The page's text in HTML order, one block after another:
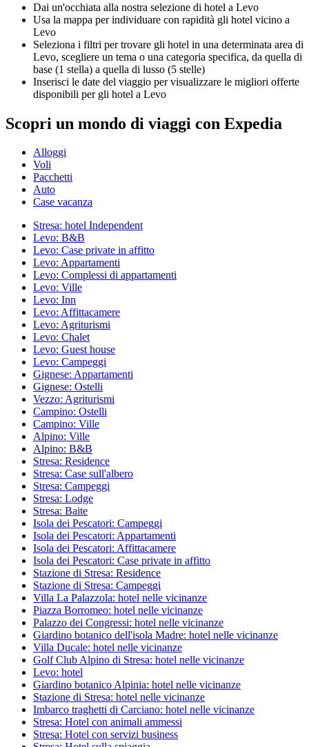
Dai un'occhiata alla nostra selezione di hotel a Levo
Usa la mappa per individuare con rapidità gli hotel vicino a
Levo
Seleziona i filtri per trovare gli hotel in una determinata area di
Levo, scegliere un tema o una categoria specifica, da quella di
base (1 stella) a quella di lusso (5 stelle)
Inserisci le date del viaggio per visualizzare le migliori offerte
disponibili per gli hotel a Levo
Scopri un mondo di viaggi con Expedia
Alloggi
Voli
Pacchetti
Auto
Case vacanza
Stresa: hotel Independent
Levo: B&B
Levo: Case private in affitto
Levo: Appartamenti
Levo: Complessi di appartamenti
Levo: Ville
Levo: Inn
Levo: Affittacamere
Levo: Agriturismi
Levo: Chalet
Levo: Guest house
Levo: Campeggi
Gignese: Appartamenti
Gignese: Ostelli
Vezzo: Agriturismi
Campino: Ostelli
Campino: Ville
Alpino: Ville
Alpino: B&B
Stresa: Residence
Stresa: Case sull'albero
Stresa: Campeggi
Stresa: Lodge
Stresa: Baite
Isola dei Pescatori: Campeggi
Isola dei Pescatori: Appartamenti
Isola dei Pescatori: Affittacamere
Isola dei Pescatori: Case private in affitto
Stazione di Stresa: Residence
Stazione di Stresa: Campeggi
Villa La Palazzola: hotel nelle vicinanze
Piazza Borromeo: hotel nelle vicinanze
Palazzo dei Congressi: hotel nelle vicinanze
Giardino botanico dell'isola Madre: hotel nelle vicinanze
Villa Ducale: hotel nelle vicinanze
Golf Club Alpino di Stresa: hotel nelle vicinanze
Levo: hotel
Giardino botanico Alpinia: hotel nelle vicinanze
Stazione di Stresa: hotel nelle vicinanze
Imbarco traghetti di Carciano: hotel nelle vicinanze
Stresa: Hotel con animali ammessi
Stresa: Hotel con servizi business